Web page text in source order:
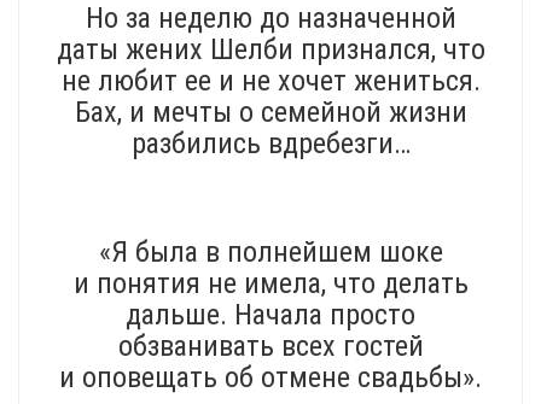
Но за неделю до назначенной
даты жених Шелби признался, что
не любит ее и не хочет жениться.
Бах, и мечты о семейной жизни
разбились вдребезги…
«Я была в полнейшем шоке
и понятия не имела, что делать
дальше. Начала просто
обзванивать всех гостей
и оповещать об отмене свадьбы».